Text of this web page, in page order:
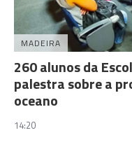
MADEIRA
260 alunos da
palestra sobre a
oceano
14:20